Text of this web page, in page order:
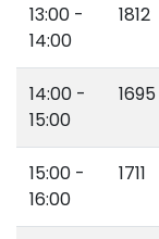
13:00 -
14:00
1812
14:00 -
15:00
1695
15:00 -
16:00
1711